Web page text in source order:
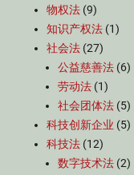
物权法 (9)
知识产权法 (1)
社会法 (27)
公益慈善法 (6)
劳动法 (1)
社会团体法 (5)
科技创新企业 (5)
科技法 (12)
数字技术法 (2)